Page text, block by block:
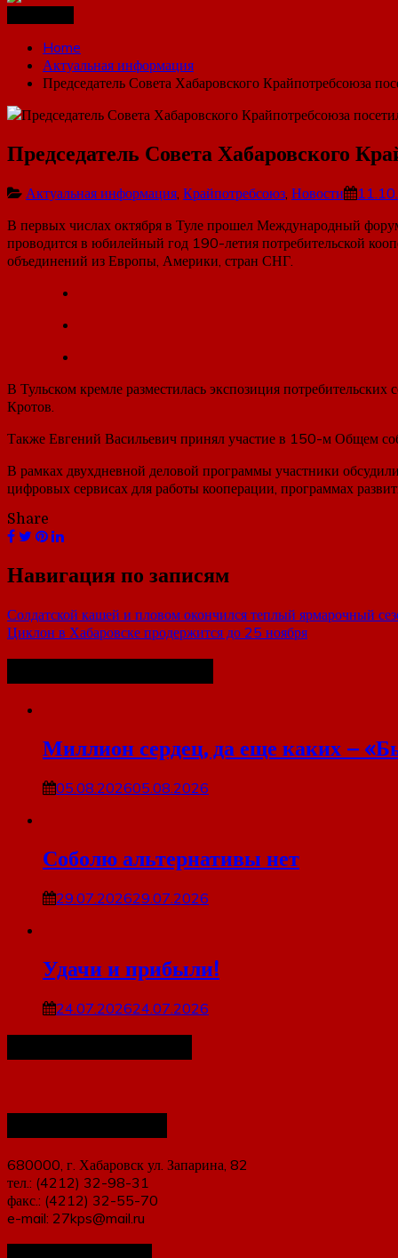
Home
Актуальная информация
Председатель Совета Хабаровского Крайпотребсоюза
Председатель Совета Хабаровского
Актуальная информация Крайпотребсоюз Новости
В первых числах октября в Туле прошел Международный
проводится в юбилейный год 190-летия потребительской
объединений из Европы, Америки, стран СНГ.
В Тульском кремле разместилась экспозиция
Кротов.
Также Евгений Васильевич принял участие в 150-м Общем
В рамках двухдневной деловой программы участники
цифровых сервисах для работы кооперации, программах
Share
Навигация по записям
Солдатской кашей и пловом окончился теплый ярмарочный
Циклон в Хабаровске продержится до 25 ноября
Миллион сердец, да еще каких –
05.08.202605.08.2026
Соболю альтернативы нет
29.07.202629.07.2026
Удачи и прибыли!
24.07.202624.07.2026
680000, г. Хабаровск ул. Запарина, 82
тел.: (4212) 32-98-31
факс.: (4212) 32-55-70
e-mail: 27kps@mail.ru